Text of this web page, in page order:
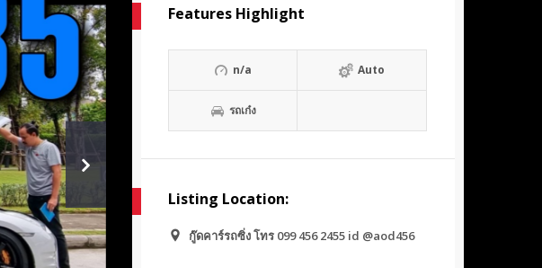
Features Highlight
n/a Auto
รถเก๋ง
Listing Location:
กู๊ดคาร์รถซิ่ง โทร 099 456 2455 id @aod456